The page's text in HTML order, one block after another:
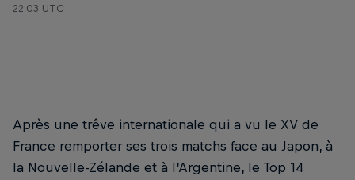
22:03 UTC
Après une trêve internationale qui a vu le XV de
France remporter ses trois matchs face au Japon, à
la Nouvelle-Zélande et à l’Argentine, le Top 14